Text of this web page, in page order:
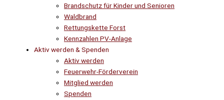
Brandschutz für Kinder und Senioren
Waldbrand
Rettungskette Forst
Kennzahlen PV-Anlage
Aktiv werden & Spenden
Aktiv werden
Feuerwehr-Förderverein
Mitglied werden
Spenden